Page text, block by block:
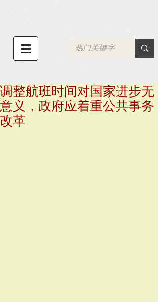
调整航班时间对国家进步无
意义，政府应着重公共事务
改革